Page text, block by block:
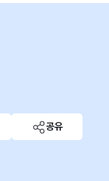
공유